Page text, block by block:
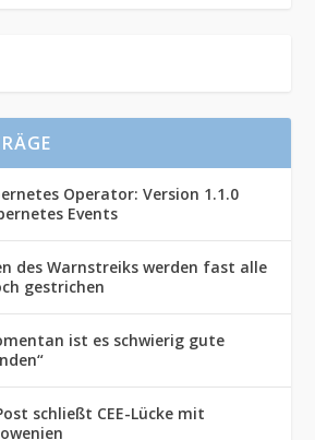
Operator: Version 1.1.0
Events
des Warnstreiks werden fast alle
gestrichen
ist es schwierig gute
schließt CEE-Lücke mit